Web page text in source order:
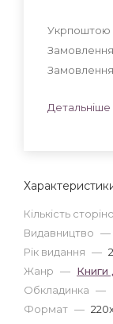
Кількість
Видавництво —
Рік видання —
Жанр — Книги
Обкладинка —
Формат —
Укрпоштою
Замовлення